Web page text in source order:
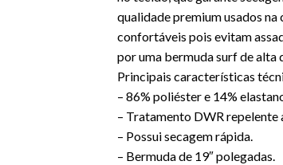
qualidade premium usados
confortáveis pois evitam
por uma bermuda surf de alta
Principais características
– 86% poliéster e 14%
– Tratamento DWR repelente
– Possui secagem rápida.
– Bermuda de 19″ polegadas.